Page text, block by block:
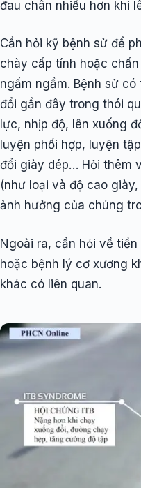
đau chân nhiều hơn khi
Cần hỏi kỹ bệnh sử để
chày cấp tính hoặc
ngấm ngầm. Bệnh sử
đổi gần đây trong thói
lực, nhịp độ, lên xuống
luyện phối hợp, luyện
đổi giày dép… Hỏi thêm
(như loại và độ cao
ảnh hưởng của chúng
Ngoài ra, cần hỏi về
hoặc bệnh lý cơ xương
khác có liên quan.